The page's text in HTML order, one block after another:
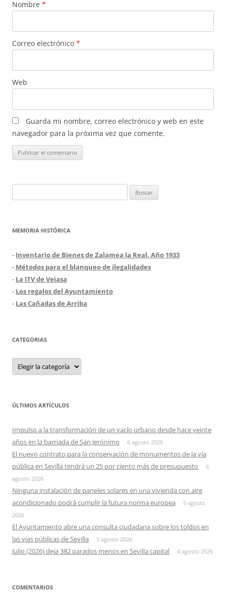
Nombre *
Correo electrónico *
Web
Guarda mi nombre, correo electrónico y web en este
navegador para la próxima vez que comente.
MEMORIA HISTÓRICA
- Inventario de Bienes de Zalamea la Real. Año 1933
- Métodos para el blanqueo de ilegalidades
- La ITV de Veiasa
- Los regalos del Ayuntamiento
- Las Cañadas de Arriba
CATEGORIAS
Categorias
ÚLTIMOS ARTÍCULOS
Impulso a la transformación de un vacío urbano desde hace veinte
años en la barriada de San Jerónimo
6 agosto 2026
El nuevo contrato para la conservación de monumentos de la vía
pública en Sevilla tendrá un 25 por ciento más de presupuesto
6
agosto 2026
Ninguna instalación de paneles solares en una vivienda con aire
acondicionado podrá cumplir la futura norma europea
5 agosto
2026
El Ayuntamiento abre una consulta ciudadana sobre los toldos en
las vías públicas de Sevilla
5 agosto 2026
Julio (2026) deja 382 parados menos en Sevilla capital 4 agosto 2026
COMENTARIOS